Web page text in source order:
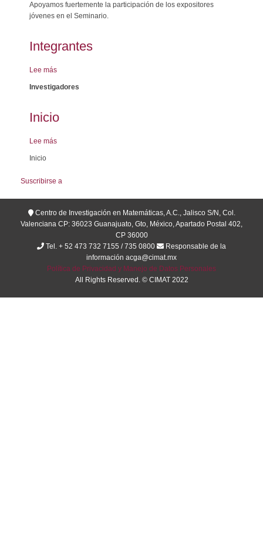
Apoyamos fuertemente la participación de los expositores
jóvenes en el Seminario.
Integrantes
Lee más
Investigadores
Inicio
Lee más
Inicio
Suscribirse a
Centro de Investigación en Matemáticas, A.C., Jalisco S/N, Col.
Valenciana CP: 36023 Guanajuato, Gto, México, Apartado Postal 402,
CP 36000
Tel. + 52 473 732 7155 / 735 0800
Responsable de la
información acga@cimat.mx
Política de Privacidad y Manejo de Datos Personales
All Rights Reserved. © CIMAT 2022